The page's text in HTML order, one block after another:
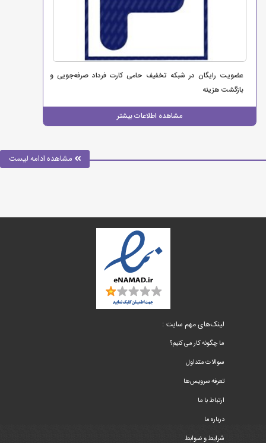
عضویت رایگان در شبکه تخفیف حامی کارت فرداد صرفه‌جویی و
بازگشت هزینه
مشاهده اطلاعات بیشتر
مشاهده ادامه لیست
لینک‌های مهم سایت :
ما چگونه کار می کنیم؟
سوالات متداول
تعرفه سرویس‌ها
ارتباط با ما
درباره ما
شرایط و ضوابط